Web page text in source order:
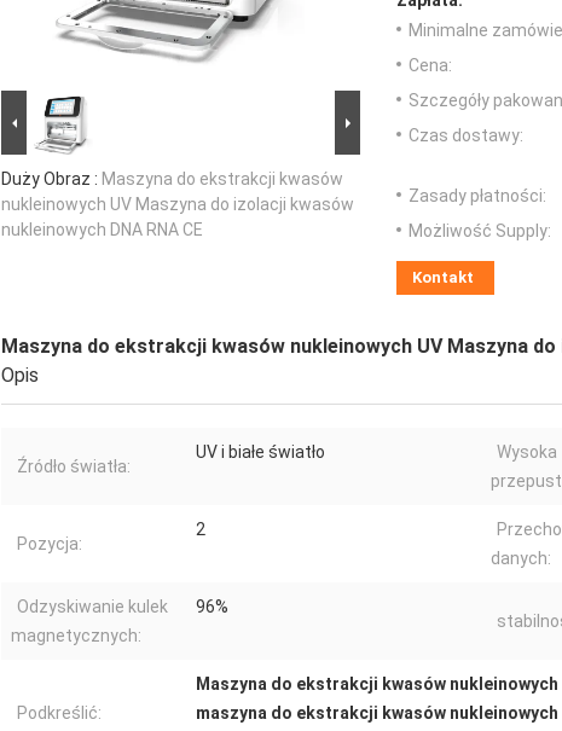
Duży Obraz : Maszyna do ekstrakcji kwasów
nukleinowych UV Maszyna do izolacji kwasów
nukleinowych DNA RNA CE
Minimalne
Cena:
Szczegóły
Czas dostawy:
Zasady płatności:
Możliwość Supply:
Kontakt
Maszyna do ekstrakcji kwasów nukleinowych UV Maszyna
Opis
Źródło światła:
UV i białe światło
Wysoka
Pozycja:
2
danych:
Odzyskiwanie kulek
magnetycznych:
96%
Podkreślić:
Maszyna do ekstrakcji kwasów nukleinowych
maszyna do ekstrakcji kwasów nukleinowych